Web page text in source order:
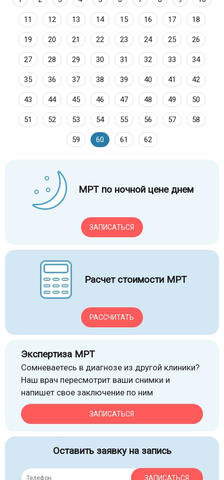
МРТ по ночной цене днем
ЗАПИСАТЬСЯ
Расчет стоимости МРТ
РАССЧИТАТЬ
Экспертиза МРТ
Сомневаетесь в диагнозе из другой клиники?
Наш врач пересмотрит ваши снимки и
напишет свое заключение по ним
ЗАПИСАТЬСЯ
Оставить заявку на запись
ЗАПИСАТЬСЯ
11 12 13 14 15 16 17 18
19 20 21 22 23 24 25 26
27 28 29 30 31 32 33 34
35 36 37 38 39 40 41 42
43 44 45 46 47 48 49 50
51 52 53 54 55 56 57 58
59 60 61 62